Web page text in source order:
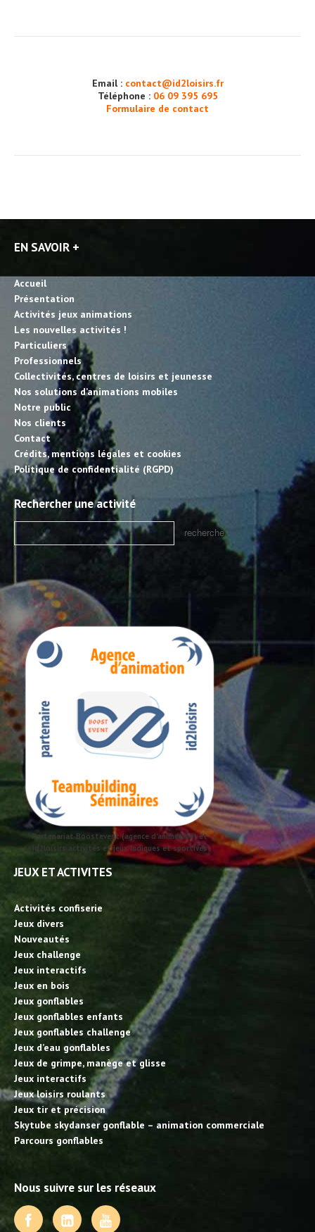
Email : contact@id2loisirs.fr
Téléphone : 06 09 395 695
Formulaire de contact
EN SAVOIR +
Accueil
Présentation
Activités jeux animations
Les nouvelles activités !
Particuliers
Professionnels
Collectivités, centres de loisirs et jeunesse
Nos solutions d’animations mobiles
Notre public
Nos clients
Contact
Crédits, mentions légales et cookies
Politique de confidentialité (RGPD)
Rechercher une activité
Partenariat Boostevent (agence d'animation) et
id2loisirs activités et jeux ludiques et sportives
JEUX ET ACTIVITES
Activités confiserie
Jeux divers
Nouveautés
Jeux challenge
Jeux interactifs
Jeux en bois
Jeux gonflables
Jeux gonflables enfants
Jeux gonflables challenge
Jeux d’eau gonflables
Jeux de grimpe, manège et glisse
Jeux interactifs
Jeux loisirs roulants
Jeux tir et précision
Skytube skydanser gonflable – animation commerciale
Parcours gonflables
Nous suivre sur les réseaux